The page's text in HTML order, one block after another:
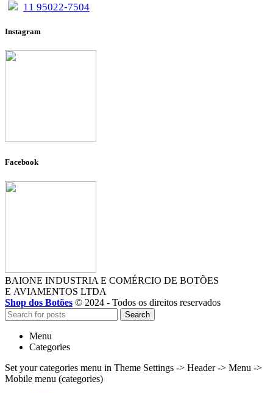
11 95022-7504
Instagram
Facebook
BAIONE INDUSTRIA E COMÉRCIO DE BOTÕES
E AVIAMENTOS LTDA
Shop dos Botões © 2024 - Todos os direitos reservados
Search
Menu
Categories
Set your categories menu in Theme Settings -> Header -> Menu ->
Mobile menu (categories)